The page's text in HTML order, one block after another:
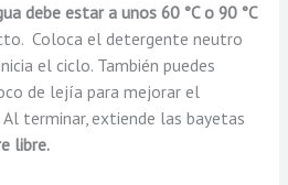
debe estar a unos 60 °C o 90 °C
Coloca el detergente neutro
el ciclo. También puedes
de lejía para mejorar el
terminar, extiende las bayetas
libre.